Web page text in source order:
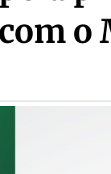
o